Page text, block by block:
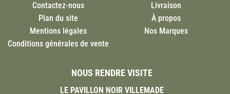
Contactez-nous
Plan du site
Mentions légales
Conditions générales de vente
Livraison
À propos
Nos Marques
NOUS RENDRE VISITE
LE PAVILLON NOIR VILLEMADE